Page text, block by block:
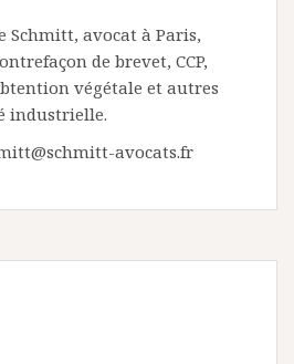
Schmitt, avocat à Paris,
de brevet, CCP,
végétale et autres
industrielle.
avocats.fr